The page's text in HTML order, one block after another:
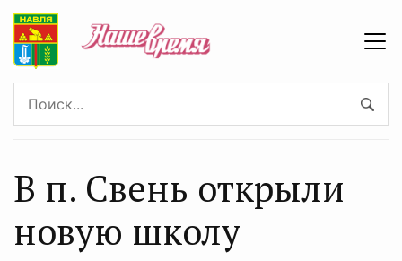
В п. Свень открыли
новую школу